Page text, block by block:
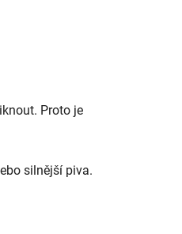
Proto je
silnější piva.